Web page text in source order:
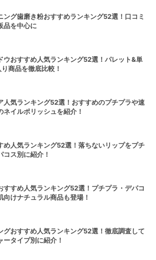
ング歯磨き粉おすすめランキング52選！口コミ
品を中心に
ウおすすめ人気ランキング52選！パレット&単
商品を徹底比較！
人気ランキング52選！おすすめのプチプラや速
ネイルポリッシュを紹介！
め人気ランキング52選！落ちないリップをプチ
コス別に紹介！
すすめ人気ランキング52選！プチプラ・デパコ
向けナチュラル商品も登場！
グおすすめ人気ランキング52選！徹底調査して
ータイプ別に紹介！